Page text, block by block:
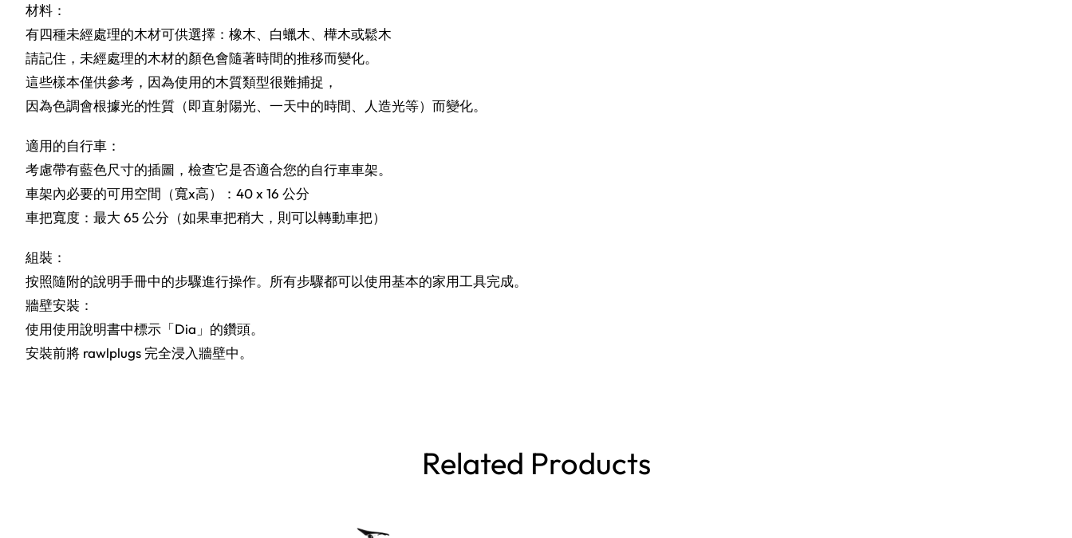
材料：
有四種未經處理的木材可供選擇：橡木、白蠟木、樺木或鬆木
請記住，未經處理的木材的顏色會隨著時間的推移而變化。
這些樣本僅供參考，因為使用的木質類型很難捕捉，
因為色調會根據光的性質（即直射陽光、一天中的時間、人造光等）而變化。
適用的自行車：
考慮帶有藍色尺寸的插圖，檢查它是否適合您的自行車車架。
車架內必要的可用空間（寬x高）：40 x 16 公分
車把寬度：最大 65 公分（如果車把稍大，則可以轉動車把）
組裝：
按照隨附的說明手冊中的步驟進行操作。所有步驟都可以使用基本的家用工具完成。
牆壁安裝：
使用使用說明書中標示「Dia」的鑽頭。
安裝前將 rawlplugs 完全浸入牆壁中。
Related Products